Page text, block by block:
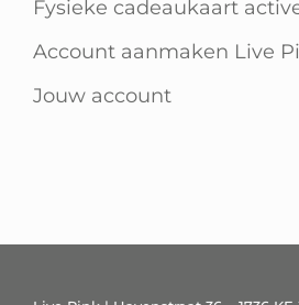
Fysieke cadeaukaart
Account aanmaken Live
Jouw account